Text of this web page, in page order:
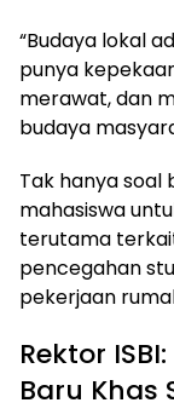
“Budaya lokal
punya
merawat, dan
budaya
Tak hanya soal
mahasiswa
terutama
pencegahan
pekerjaan
Rektor
Baru Khas